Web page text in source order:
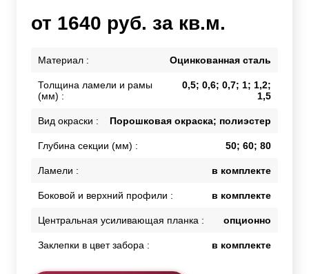
от 1640 руб. за кв.м.
Материал : Оцинкованная сталь
Толщина ламели и рамы
(мм) :
0,5; 0,6; 0,7; 1; 1,2;
1,5
Вид окраски : Порошковая окраска; полиэстер
Глубина секции (мм) : 50; 60; 80
Ламели : в комплекте
Боковой и верхний профили : в комплекте
Центральная усиливающая планка : опционно
Заклепки в цвет забора : в комплекте